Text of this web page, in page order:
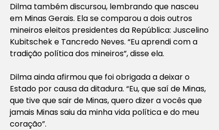
Dilma também discursou, lembrando que nasceu
em Minas Gerais. Ela se comparou a dois outros
mineiros eleitos presidentes da República: Juscelino
Kubitschek e Tancredo Neves. “Eu aprendi com a
tradição política dos mineiros”, disse ela.
Dilma ainda afirmou que foi obrigada a deixar o
Estado por causa da ditadura. “Eu, que saí de Minas,
que tive que sair de Minas, quero dizer a vocês que
jamais Minas saiu da minha vida política e do meu
coração”.